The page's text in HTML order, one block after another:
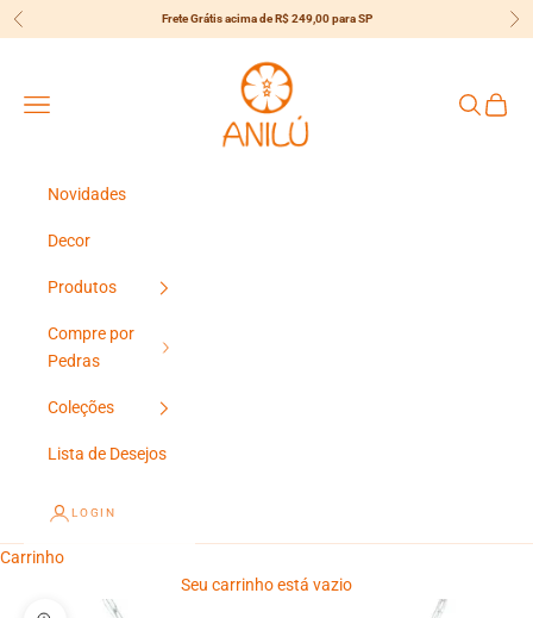
Pular para o conteúdo
Anterior Frete Grátis acima de R$ 249,00 para SP
Anilú
Menu
Pesquisar
Novidades
Decor
Produtos
Compre por
Pedras
Coleções
Lista de Desejos
LOGIN
Carrinho
Seu carrinho está vazio
{{currency}}{{discount}} Desconto
View Cart